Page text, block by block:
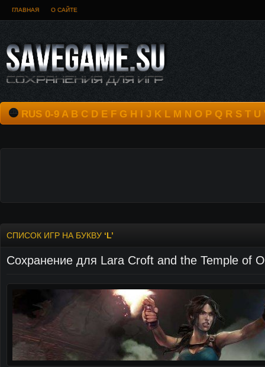
ГЛАВНАЯ О САЙТЕ
RUS 0-9 A B C D E F G H I J K L M N O P Q R S T U
СПИСОК ИГР НА БУКВУ ‘L’
Сохранение для Lara Croft and the Temple of